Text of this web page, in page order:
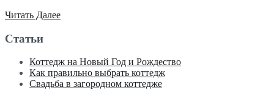
Читать Далее
Статьи
Коттедж на Новый Год и Рождество
Как правильно выбрать коттедж
Свадьба в загородном коттедже